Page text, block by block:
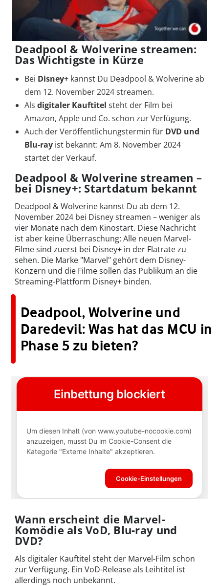
Deadpool & Wolverine streamen:
Das Wichtigste in Kürze
Bei Disney+ kannst Du Deadpool & Wolverine ab
dem 12. November 2024 streamen.
Als digitaler Kauftitel steht der Film bei
Amazon, Apple und Co. schon zur Verfügung.
Auch der Veröffentlichungstermin für DVD und
Blu-ray ist bekannt: Am 8. November 2024
startet der Verkauf.
Deadpool & Wolverine streamen –
bei Disney+: Startdatum bekannt
Deadpool & Wolverine kannst Du ab dem 12.
November 2024 bei Disney streamen – weniger als
vier Monate nach dem Kinostart. Diese Nachricht
ist aber keine Überraschung: Alle neuen Marvel-
Filme sind zuerst bei Disney+ in der Flatrate zu
sehen. Die Marke "Marvel" gehört dem Disney-
Konzern und die Filme sollen das Publikum an die
Streaming-Plattform Disney+ binden.
Deadpool, Wolverine und
Daredevil: Was hat das MCU in
Phase 5 zu bieten?
Wann erscheint die Marvel-
Komödie als VoD, Blu-ray und
DVD?
Als digitaler Kauftitel steht der Marvel-Film schon
zur Verfügung. Ein VoD-Release als Leihtitel ist
allerdings noch unbekannt.